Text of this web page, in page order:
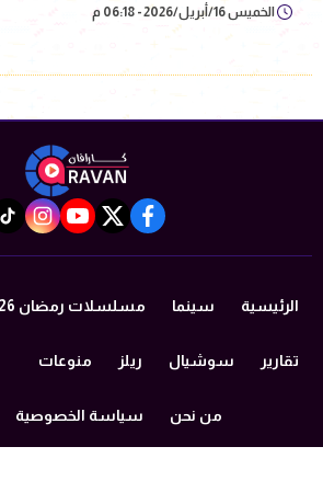
الخميس 16/أبريل/2026 - 06:18 م
facebook
twitter
youtube
الرئيسية سينما مسلسلات رمضان 2026
تقارير سوشيال ريلز منوعات
من نحن سياسة الخصوصية